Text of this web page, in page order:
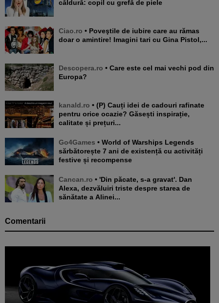
căldură: copil cu grefă de piele
Ciao.ro • Poveştile de iubire care au rămas
doar o amintire! Imagini tari cu Gina Pistol,...
Descopera.ro • Care este cel mai vechi pod din
Europa?
kanald.ro • (P) Cauți idei de cadouri rafinate
pentru orice ocazie? Găsești inspirație,
calitate și prețuri...
Go4Games • World of Warships Legends
sărbătorește 7 ani de existență cu activități
festive și recompense
Cancan.ro • 'Din păcate, s-a gravat'. Dan
Alexa, dezvăluiri triste despre starea de
sănătate a Alinei...
Comentarii